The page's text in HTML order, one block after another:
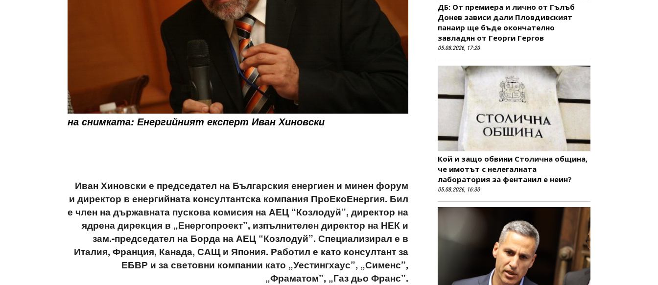
на снимката: Енергийният експерт Иван Хиновски
Иван Хиновски е председател на Българския енергиен и минен форум
и директор в енергийната консултантска компания ПроЕкоЕнергия. Бил
е член на държавната пускова комисия на АЕЦ “Козлодуй”, директор на
ядрена дирекция в „Енергопроект”, изпълнителен директор на НЕК и
зам.-председател на Борда на АЕЦ “Козлодуй”. Специализирал е в
Италия, Франция, Канада, САЩ и Япония. Работил е като консултант за
ЕБВР и за световни компании като „Уестингхаус”, „Сименс”,
„Фраматом”, „Газ дьо Франс”.
ДБ: От премиера и лично от Гълъб
Донев зависи дали Пловдивският
панаир ще бъде окончателно
завладян от Георги Гергов
05.08.2026, 17:20
Кой и защо обвини Столична община,
че имотът с нелегалната
лаборатория за фентанил е неин?
05.08.2026, 16:30